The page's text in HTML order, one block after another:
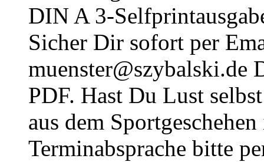
DIN A 3-
Sicher Dir sofort per
muenster@szybalski.de
PDF. Hast Du Lust
aus dem
Terminabsprache bitte